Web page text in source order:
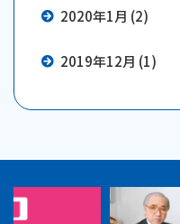
2020年1月 (2)
2019年12月 (1)